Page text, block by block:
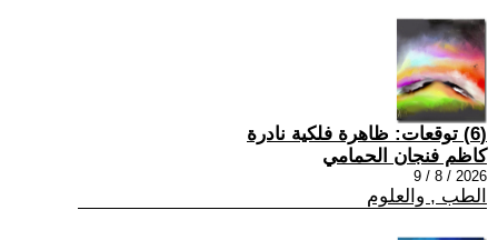
(6) توقعات: ظاهرة فلكية نادرة
كاظم فنجان الحمامي
2026 / 8 / 9
الطب , والعلوم